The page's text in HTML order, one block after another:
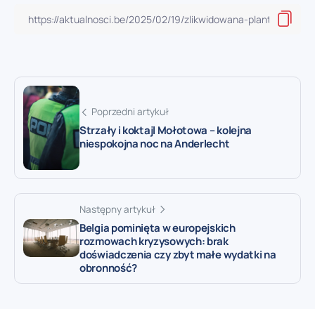
Poprzedni artykuł
Strzały i koktajl Mołotowa – kolejna
niespokojna noc na Anderlecht
Następny artykuł
Belgia pominięta w europejskich
rozmowach kryzysowych: brak
doświadczenia czy zbyt małe wydatki na
obronność?